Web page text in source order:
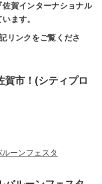
賀インターナショナル
ます。
リンクをご覧くださ
賀市！(シティプロ
ーンフェスタ